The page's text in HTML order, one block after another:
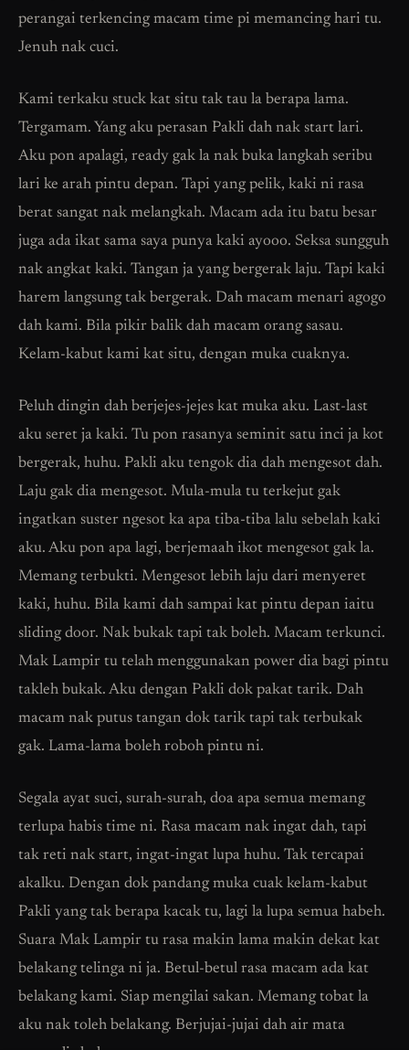
perangai terkencing macam time pi memancing hari tu.
Jenuh nak cuci.
Kami terkaku stuck kat situ tak tau la berapa lama.
Tergamam. Yang aku perasan Pakli dah nak start lari.
Aku pon apalagi, ready gak la nak buka langkah seribu
lari ke arah pintu depan. Tapi yang pelik, kaki ni rasa
berat sangat nak melangkah. Macam ada itu batu besar
juga ada ikat sama saya punya kaki ayooo. Seksa sungguh
nak angkat kaki. Tangan ja yang bergerak laju. Tapi kaki
harem langsung tak bergerak. Dah macam menari agogo
dah kami. Bila pikir balik dah macam orang sasau.
Kelam-kabut kami kat situ, dengan muka cuaknya.
Peluh dingin dah berjejes-jejes kat muka aku. Last-last
aku seret ja kaki. Tu pon rasanya seminit satu inci ja kot
bergerak, huhu. Pakli aku tengok dia dah mengesot dah.
Laju gak dia mengesot. Mula-mula tu terkejut gak
ingatkan suster ngesot ka apa tiba-tiba lalu sebelah kaki
aku. Aku pon apa lagi, berjemaah ikot mengesot gak la.
Memang terbukti. Mengesot lebih laju dari menyeret
kaki, huhu. Bila kami dah sampai kat pintu depan iaitu
sliding door. Nak bukak tapi tak boleh. Macam terkunci.
Mak Lampir tu telah menggunakan power dia bagi pintu
takleh bukak. Aku dengan Pakli dok pakat tarik. Dah
macam nak putus tangan dok tarik tapi tak terbukak
gak. Lama-lama boleh roboh pintu ni.
Segala ayat suci, surah-surah, doa apa semua memang
terlupa habis time ni. Rasa macam nak ingat dah, tapi
tak reti nak start, ingat-ingat lupa huhu. Tak tercapai
akalku. Dengan dok pandang muka cuak kelam-kabut
Pakli yang tak berapa kacak tu, lagi la lupa semua habeh.
Suara Mak Lampir tu rasa makin lama makin dekat kat
belakang telinga ni ja. Betul-betul rasa macam ada kat
belakang kami. Siap mengilai sakan. Memang tobat la
aku nak toleh belakang. Berjujai-jujai dah air mata